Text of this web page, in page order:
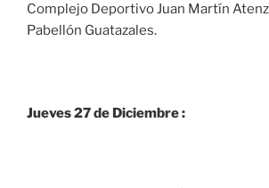
Complejo Deportivo Juan Martín
Pabellón Guatazales.
Jueves 27 de Diciembre :